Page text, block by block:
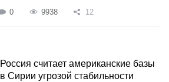
0 9938 12
Россия считает американские базы
в Сирии угрозой стабильности